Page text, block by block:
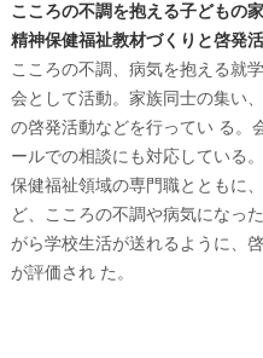
こころの不調を抱える子どもの
精神保健福祉教材づくりと啓発
こころの不調、病気を抱える就
会として活動。家族同士の集い
の啓発活動などを行ってい る。
ールでの相談にも対応している
保健福祉領域の専門職とともに
ど、こころの不調や病気になっ
がら学校生活が送れるように、
が評価され た。